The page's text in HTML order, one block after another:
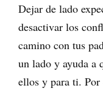
Dejar de lado
desactivar los
camino con tus
un lado y ayuda a
ellos y para ti. Por